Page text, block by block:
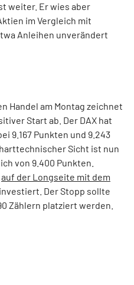
weiter. Er wies aber
im Vergleich mit
Anleihen unverändert
Handel am Montag zeichnet
Start ab. Der DAX hat
9.167 Punkten und 9.243
Sicht ist nun
von 9.400 Punkten.
auf der Longseite mit dem
investiert. Der Stopp sollte
Zählern platziert werden.